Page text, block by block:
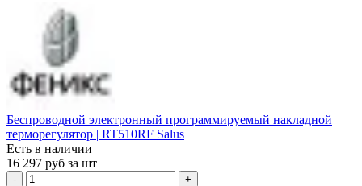
Беспроводной электронный программируемый накладной
терморегулятор | RT510RF Salus
Есть в наличии
16 297 руб за шт
- +